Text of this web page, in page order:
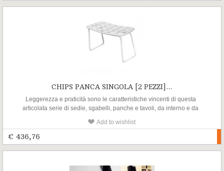
CHIPS PANCA SINGOLA [2 PEZZI]...
Leggerezza e praticità sono le caratteristiche vincenti di questa
articolata serie di sedie, sgabelli, panche e tavoli, da interno e da
percorsi arredamentali riducendo la struttura sino all’essenza della
Add to wishlist
€ 436,76